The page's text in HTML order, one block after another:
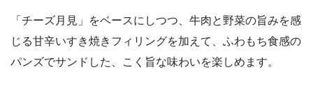
「チーズ月見」をベースにしつつ、牛肉と野菜の旨みを感
じる甘辛いすき焼きフィリングを加えて、ふわもち食感の
パンズでサンドした、こく旨な味わいを楽しめます。